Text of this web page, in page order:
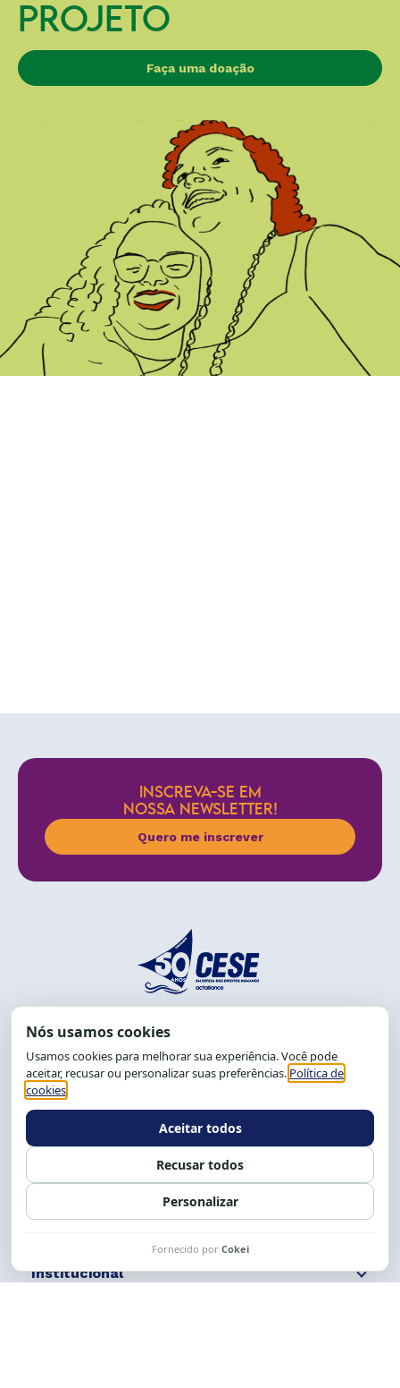
PROJETO
Faça uma doação
INSCREVA-SE EM
NOSSA NEWSLETTER!
Quero me inscrever
End.: R. da Graça, 150. Graça
CEP: 40.150-055
Salvador-BA, Brasil.
Tel.: (71) 2104-5457, Cel.: (71) 9 9239-2104 ou 2105
Expediente: 8h às 12h e 13 às 17h.
Siga nossas redes Fale conosco
Institucional